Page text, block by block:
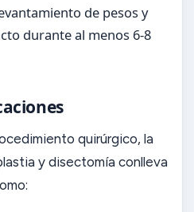
de pesos y
durante al menos 6-8
quirúrgico, la
y disectomía conlleva